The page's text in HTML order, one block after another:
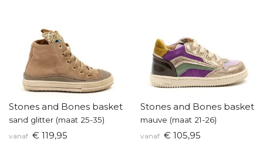
Stones and Bones basketters
sand glitter (maat 25-35)
vanaf € 119,95
Stones and Bones
mauve (maat 21-26)
vanaf € 105,95